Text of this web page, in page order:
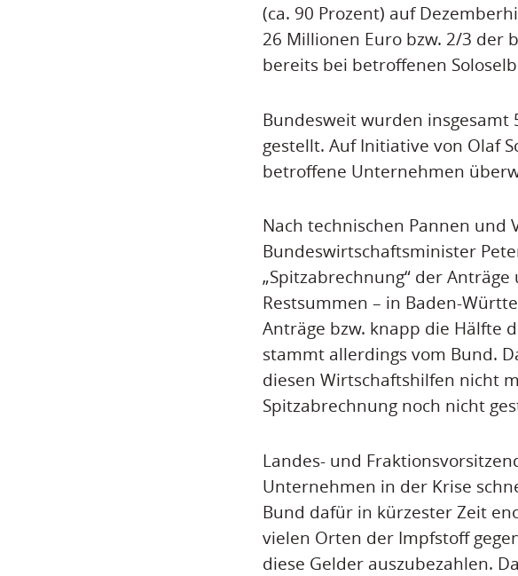
(ca. 90 Prozent) auf
26 Millionen Euro bzw. 2/3 der
bereits bei betroffenen
Bundesweit wurden insgesamt
gestellt. Auf Initiative von Olaf
betroffene Unternehmen
Nach technischen Pannen und
Bundeswirtschaftsminister
„Spitzabrechnung“ der
Restsummen – in Baden-
Anträge bzw. knapp die Hälfte
stammt allerdings vom Bund.
diesen Wirtschaftshilfen nicht
Spitzabrechnung noch nicht
Landes- und
Unternehmen in der Krise
Bund dafür in kürzester Zeit
vielen Orten der Impfstoff
diese Gelder auszubezahlen.